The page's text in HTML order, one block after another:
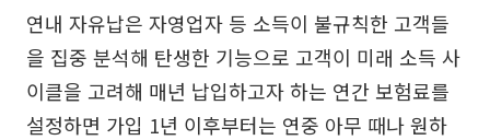
연내 자유납은 자영업자 등 소득이 불규칙한 고객들
을 집중 분석해 탄생한 기능으로 고객이 미래 소득 사
이클을 고려해 매년 납입하고자 하는 연간 보험료를
설정하면 가입 1년 이후부터는 연중 아무 때나 원하